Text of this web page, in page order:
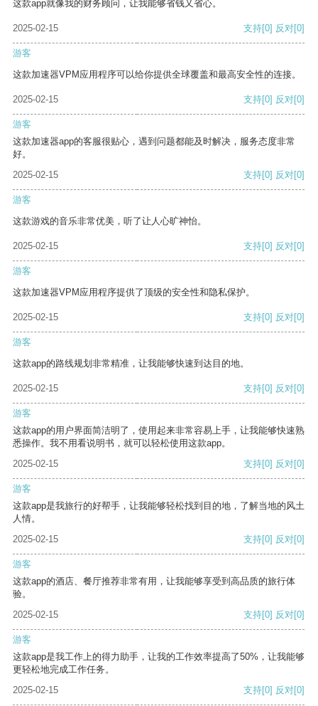
这款app就像我的财务顾问，让我能够省钱又省心。
2025-02-15 支持[0] 反对[0]
游客
这款加速器VPM应用程序可以给你提供全球覆盖和最高安全性的连接。
2025-02-15 支持[0] 反对[0]
游客
这款加速器app的客服很贴心，遇到问题都能及时解决，服务态度非常
好。
2025-02-15
支持[0] 反对[0]
游客
这款游戏的音乐非常优美，听了让人心旷神怡。
2025-02-15 支持[0] 反对[0]
游客
这款加速器VPM应用程序提供了顶级的安全性和隐私保护。
2025-02-15 支持[0] 反对[0]
游客
这款app的路线规划非常精准，让我能够快速到达目的地。
2025-02-15 支持[0] 反对[0]
游客
这款app的用户界面简洁明了，使用起来非常容易上手，让我能够快速熟
悉操作。我不用看说明书，就可以轻松使用这款app。
2025-02-15
支持[0] 反对[0]
游客
这款app是我旅行的好帮手，让我能够轻松找到目的地，了解当地的风土
人情。
2025-02-15
支持[0] 反对[0]
游客
这款app的酒店、餐厅推荐非常有用，让我能够享受到高品质的旅行体
验。
2025-02-15
支持[0] 反对[0]
游客
这款app是我工作上的得力助手，让我的工作效率提高了50%，让我能够
更轻松地完成工作任务。
2025-02-15
支持[0] 反对[0]